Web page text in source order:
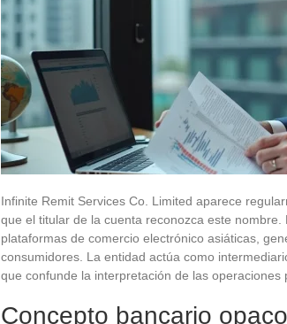
Infinite Remit Services Co. Limited aparece
que el titular de la cuenta reconozca este
plataformas de comercio electrónico asiáticas,
consumidores. La entidad actúa como
que confunde la interpretación de las operaciones
Concepto bancario